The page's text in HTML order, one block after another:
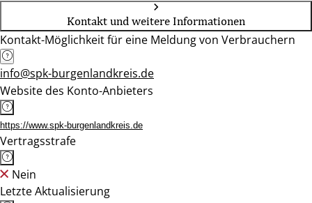
Kontakt und weitere Informationen
Kontakt-Möglichkeit für eine Meldung von Verbrauchern
info@spk-burgenlandkreis.de
Website des Konto-Anbieters
https://www.spk-burgenlandkreis.de
Vertragsstrafe
Nein
Letzte Aktualisierung